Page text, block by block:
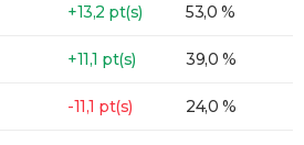
+13,2 pt(s) 53,0 %
+11,1 pt(s) 39,0 %
-11,1 pt(s) 24,0 %